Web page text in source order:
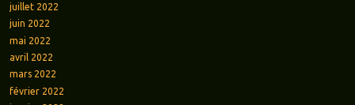
juillet 2022
juin 2022
mai 2022
avril 2022
mars 2022
février 2022